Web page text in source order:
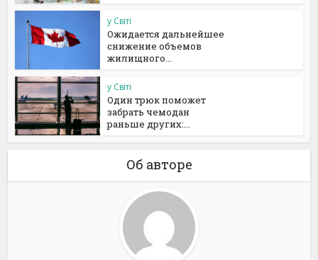
у Світі
Ожидается дальнейшее
снижение объемов
жилищного...
у Світі
Один трюк поможет
забрать чемодан
раньше других:...
Об авторе